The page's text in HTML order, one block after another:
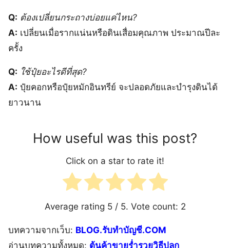
Q: ต้องเปลี่ยนกระถางบ่อยแค่ไหน?
A: เปลี่ยนเมื่อรากแน่นหรือดินเสื่อมคุณภาพ ประมาณปีละ
ครั้ง
Q: ใช้ปุ๋ยอะไรดีที่สุด?
A: ปุ๋ยคอกหรือปุ๋ยหมักอินทรีย์ จะปลอดภัยและบำรุงดินได้
ยาวนาน
How useful was this post?
Click on a star to rate it!
Average rating 5/ 5. Vote count: 2
บทความจากเว็บ: BLOG.รับทำบัญชี.COM
อ่านบทความทั้งหมด: ต้นค้าขายร่ำรวยวิธีปลูก